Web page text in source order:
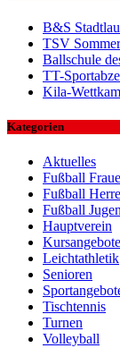
B&S
TSV
Ballschule
TT-
Kila-
Kategorien
Aktuelles
Fußball
Fußball
Fußball
Hauptverein
Kursangebote
Leichtathletik
Senioren
Tischtennis
Turnen
Volleyball